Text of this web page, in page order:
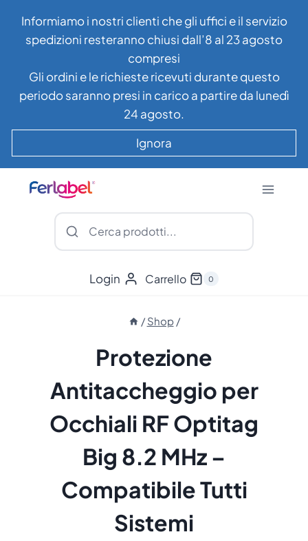
contenuto
Informiamo i nostri clienti che gli uffici e il servizio
spedizioni resteranno chiusi dall’8 al 23 agosto
compresi
Gli ordini e le richieste ricevuti durante questo
periodo saranno presi in carico a partire da lunedì
24 agosto.
Ignora
Login Carrello 0
/ Shop /
Protezione
Antitaccheggio per
Occhiali RF Optitag
Big 8.2 MHz –
Compatibile Tutti
Sistemi